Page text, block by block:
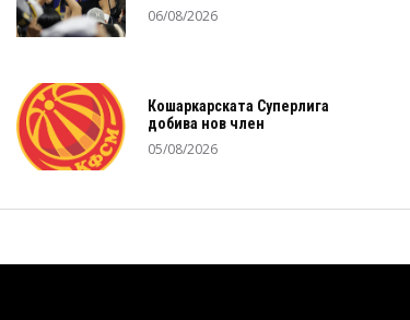
06/08/2026
Кошаркарската Суперлига
добива нов член
05/08/2026